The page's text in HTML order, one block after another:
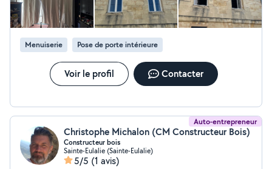
Menuiserie Pose de porte intérieure
Voir le profil Contacter
Auto-entrepreneur
Christophe Michalon (CM Constructeur Bois)
Constructeur bois
Sainte-Eulalie (Sainte-Eulalie)
5/5 (1 avis)